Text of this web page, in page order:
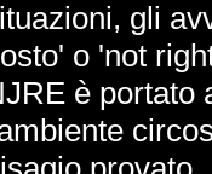
gli
o 'not
è portato